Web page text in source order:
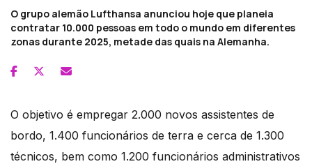
O grupo alemão Lufthansa anunciou hoje que planeia
contratar 10.000 pessoas em todo o mundo em diferentes
zonas durante 2025, metade das quais na Alemanha.
O objetivo é empregar 2.000 novos assistentes de
bordo, 1.400 funcionários de terra e cerca de 1.300
técnicos, bem como 1.200 funcionários administrativos